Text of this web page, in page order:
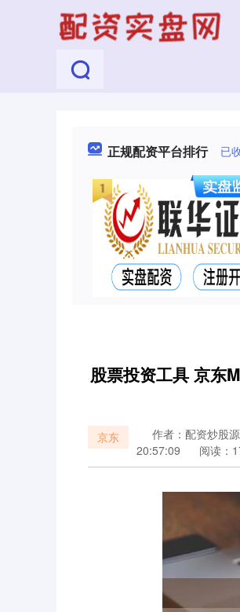
正规配资平台排行 已
股票投资工具 京东
京东 作者：配资炒股源
20:57:09
阅读：